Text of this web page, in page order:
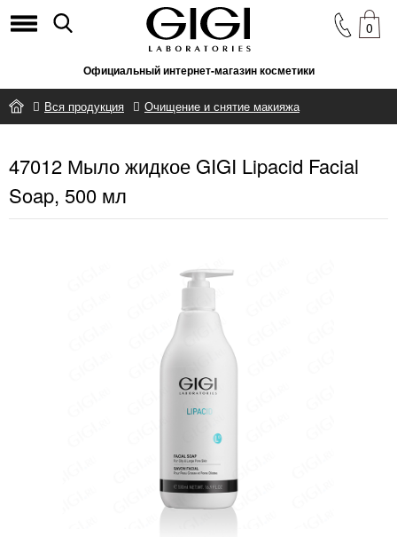
Официальный интернет-магазин косметики
0
Вся продукция Очищение и снятие макияжа
47012 Мыло жидкое GIGI Lipacid Facial
Soap, 500 мл